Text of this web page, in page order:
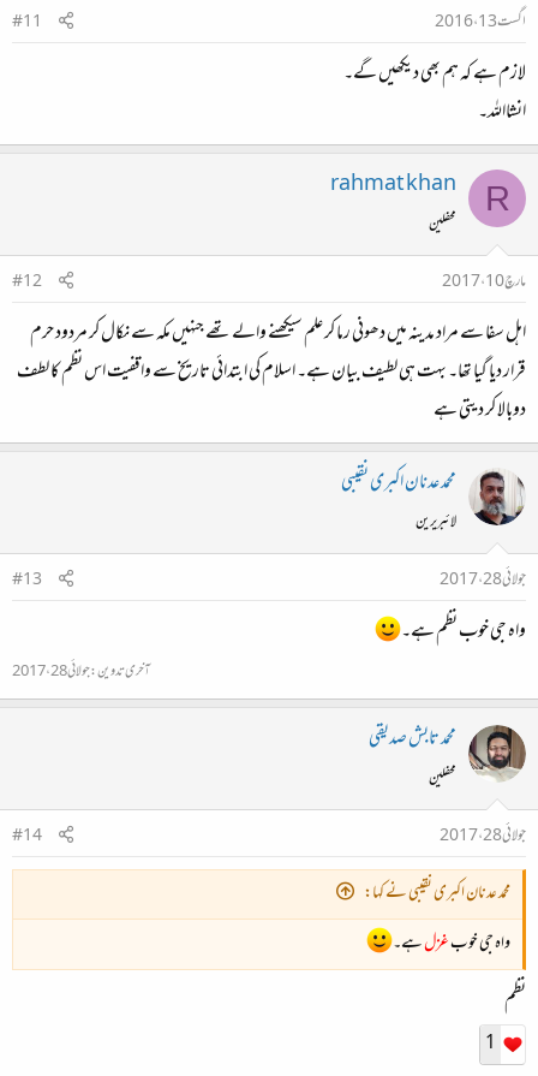
اگست 13، 2016
#11
لازم ہے کہ ہم بھی دیکھیں گے۔
انشااللہ۔
R
rahmat khan
محفلین
مارچ 10، 2017
#12
اہل سفا سے مراد مدینہ میں دھونی رما کر علم سیکھنے والے تھے جنہیں مکہ سے نکال کر مردود حرم
قرار دیا گیا تھا۔ بہت ہی لطیف بیان ہے۔ اسلام کی ابتدائی تاریخ سے واقفیت اس نظم کا لطف
دوبالا کر دیتی ہے
محمد عدنان اکبری نقیبی
لائبریرین
جولائی 28، 2017
#13
واہ جی خوب نظم ہے۔
آخری تدوین:جولائی 28، 2017
محمد تابش صدیقی
محفلین
جولائی 28، 2017
#14
محمد عدنان اکبری نقیبی نے کہا:
واہ جی خوبغزلہے۔
نظم
1